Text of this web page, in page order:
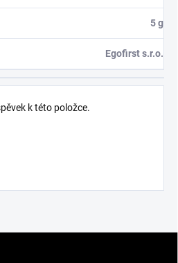
5 g
Egofirst s.r.o.
k této položce.